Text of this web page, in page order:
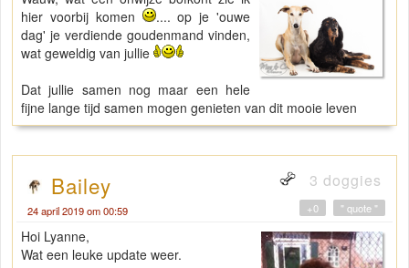
hier voorbij komen
.... op je 'ouwe
dag' je verdiende goudenmand vinden,
wat geweldig van jullie
Dat jullie samen nog maar een hele
fijne lange tijd samen mogen genieten van dit mooie leven
Bailey 3 doggies
24 april 2019 om 00:59 " quote "
+0
Hoi Lyanne,
Wat een leuke update weer.